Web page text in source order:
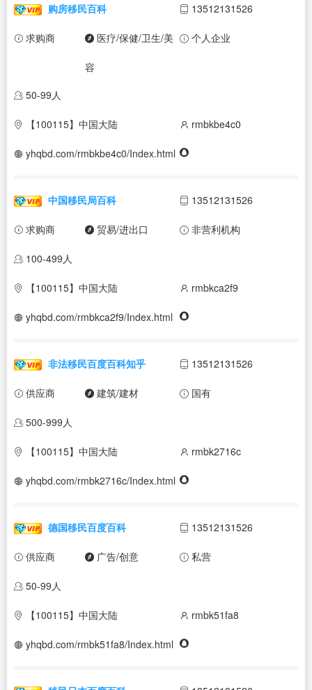
购房移民百科 13512131526
求购商 医疗/保健/卫生/美
容
个人企业
50-99人
【100115】中国大陆 rmbkbe4c0
yhqbd.com/rmbkbe4c0/Index.html
中国移民局百科 13512131526
求购商 贸易/进出口 非营利机构
100-499人
【100115】中国大陆 rmbkca2f9
yhqbd.com/rmbkca2f9/Index.html
非法移民百度百科知乎 13512131526
供应商 建筑/建材 国有
500-999人
【100115】中国大陆 rmbk2716c
yhqbd.com/rmbk2716c/Index.html
德国移民百度百科 13512131526
供应商 广告/创意 私营
50-99人
【100115】中国大陆 rmbk51fa8
yhqbd.com/rmbk51fa8/Index.html